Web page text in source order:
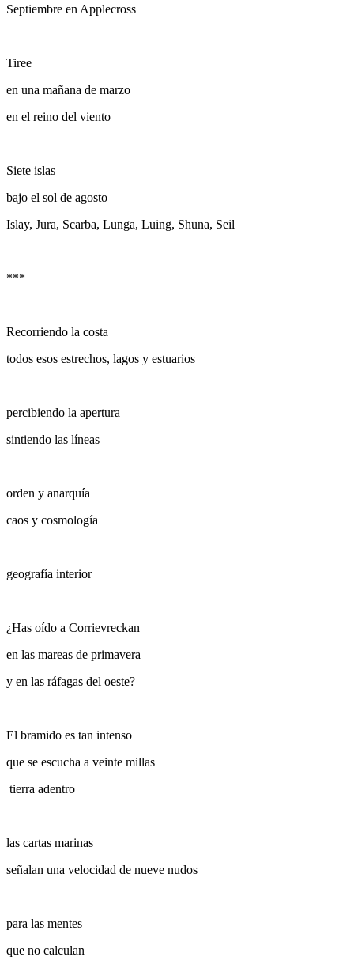
Septiembre en Applecross
Tiree
en una mañana de marzo
en el reino del viento
Siete islas
bajo el sol de agosto
Islay, Jura, Scarba, Lunga, Luing, Shuna, Seil
***
Recorriendo la costa
todos esos estrechos, lagos y estuarios
percibiendo la apertura
sintiendo las líneas
orden y anarquía
caos y cosmología
geografía interior
¿Has oído a Corrievreckan
en las mareas de primavera
y en las ráfagas del oeste?
El bramido es tan intenso
que se escucha a veinte millas
tierra adentro
las cartas marinas
señalan una velocidad de nueve nudos
para las mentes
que no calculan